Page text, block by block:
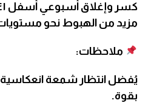
مزيد من الهبوط نحو
ملاحظات:
يُفضل انتظار شمعة
بقوة.